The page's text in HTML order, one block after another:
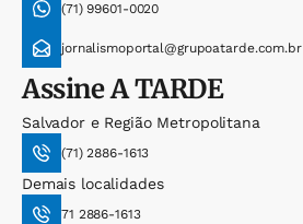
(71) 99601-0020
jornalismoportal@grupoatarde.com.br
AssineA TARDE
Salvador e Região Metropolitana
(71) 2886-1613
Demais localidades
71 2886-1613